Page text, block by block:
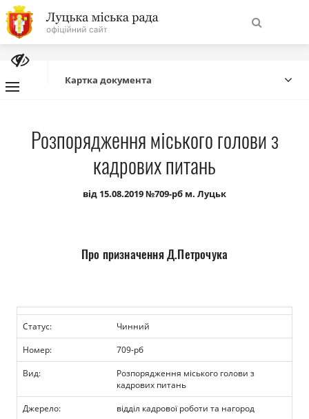
На
головну
сайту
Про місто
Міська влада
Бюджет
Прозорість влади
Документи
Картка документа
Розпорядження міського голови з
кадрових питань
від 15.08.2019 №709-рб м. Луцьк
Про призначення Д.Петрочука
Статус:
Чинний
Номер:
709-рб
Вид:
Розпорядження міського голови з
кадрових питань
Джерело:
відділ кадрової роботи та нагород